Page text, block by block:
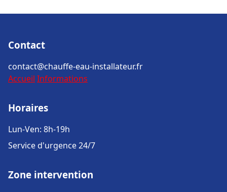
Contact
contact@chauffe-eau-installateur.fr
Accueil Informations
Horaires
Lun-Ven: 8h-19h
Service d'urgence 24/7
Zone intervention